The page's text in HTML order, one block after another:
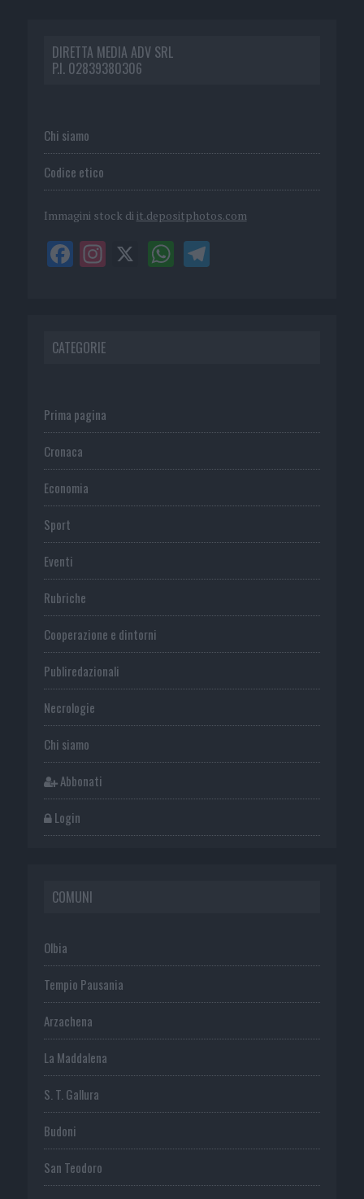
DIRETTA MEDIA ADV SRL
P.I. 02839380306
Chi siamo
Codice etico
Immagini stock di it.depositphotos.com
CATEGORIE
Prima pagina
Cronaca
Economia
Sport
Eventi
Rubriche
Cooperazione e dintorni
Publiredazionali
Necrologie
Chi siamo
Abbonati
Login
COMUNI
Olbia
Tempio Pausania
Arzachena
La Maddalena
S. T. Gallura
Budoni
San Teodoro